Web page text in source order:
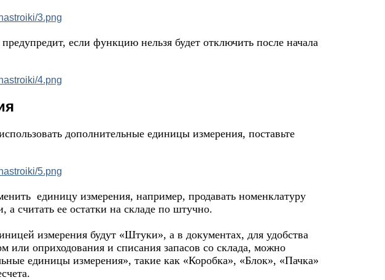
если функцию нельзя будет отключить после начала
дополнительные единицы измерения, поставьте
единицу измерения, например, продавать номенклатуру
а считать ее остатки на складе по штучно.
измерения будут «Штуки», а в документах, для удобства
или оприходования и списания запасов со склада, можно
единицы измерения», такие как «Коробка», «Блок», «Пачка»